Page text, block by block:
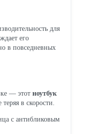
для
его
в повседневных
— этот ноутбук
в скорости.
с антибликовым